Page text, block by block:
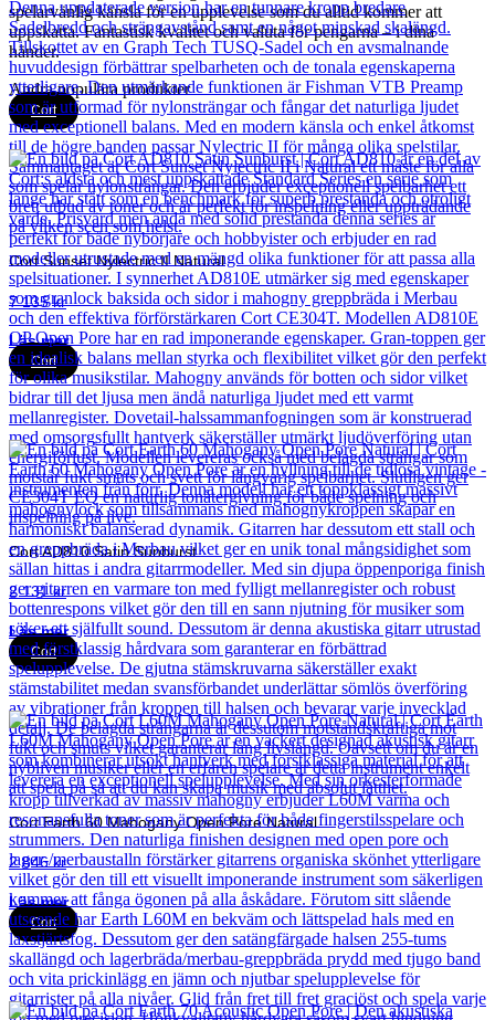
spelarvänlig känsla för en upplevelse som du alltid kommer att
uppskatta. Fantastisk kvalitet och valuta för pengarna – i dina
händer.
Andra populära produkter
Cort
Cort Sunset Nylectric II Natural
7 135kr
Läs mer
Cort
Cort AD810 Satin Sunburst
2 131kr
Läs mer
Cort
Cort Earth 60 Mahogany Open Pore Natural
2 846kr
Läs mer
Cort